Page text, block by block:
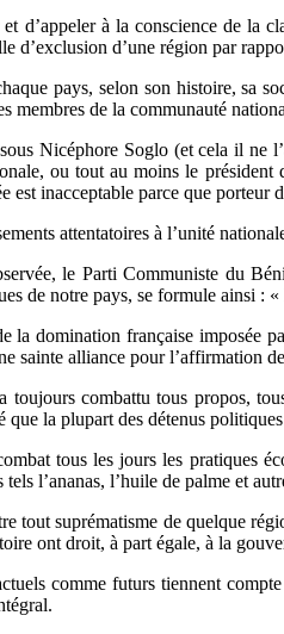
d’appeler à la conscience de la
d’exclusion d’une région par
pays, selon son histoire, sa
membres de la communauté
Nicéphore Soglo (et cela il ne
ou tout au moins le
est inacceptable parce que
attentatoires à l’unité
le Parti Communiste du
de notre pays, se formule ainsi :
la domination française imposée
sainte alliance pour l’affirmation
toujours combattu tous propos,
que la plupart des détenus
tous les jours les pratiques
tels l’ananas, l’huile de palme et
tout suprématisme de quelque
ont droit, à part égale, à la
comme futurs tiennent